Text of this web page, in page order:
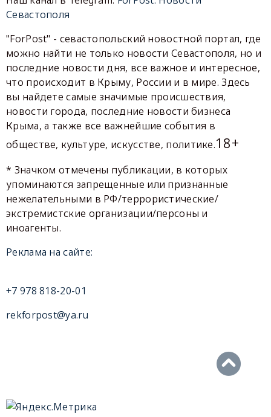
Севастополя
"ForPost" - севастопольский новостной портал, где
можно найти не только новости Севастополя, но и
последние новости дня, все важное и интересное,
что происходит в Крыму, России и в мире. Здесь
вы найдете самые значимые происшествия,
новости города, последние новости бизнеса
Крыма, а также все важнейшие события в
обществе, культуре, искусстве, политике.18+
* Значком отмечены публикации, в которых
упоминаются запрещенные или признанные
нежелательными в РФ/террористические/
экстремистские организации/персоны и
иноагенты.
Реклама на сайте:
+7 978 818-20-01
rekforpost@ya.ru